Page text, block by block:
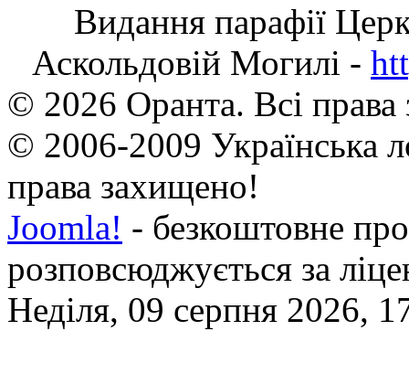
Видання парафії
Аскольдовій Могилі -
© 2026 Оранта. Всі
© 2006-2009 Українська
права захищено!
Joomla! - безкоштовне
розповсюджується за
Неділя, 09 серпня 2026,